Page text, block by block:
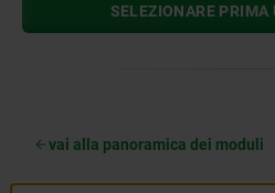
SELEZIONARE PRIMA
vai alla panoramica dei moduli